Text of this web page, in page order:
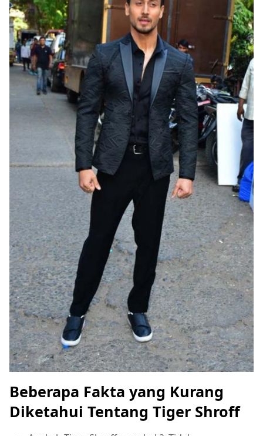
Beberapa Fakta yang Kurang
Diketahui Tentang Tiger Shroff